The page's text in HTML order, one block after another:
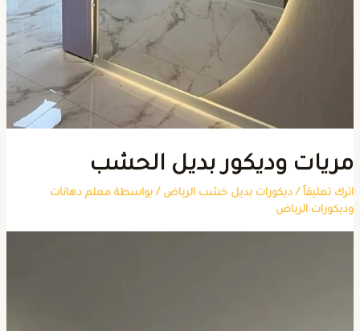
وديكور بديل الحشب
تعليقاً / ديكورات بديل خشب الرياض/ بواسطة معلم دهانات
الرياض